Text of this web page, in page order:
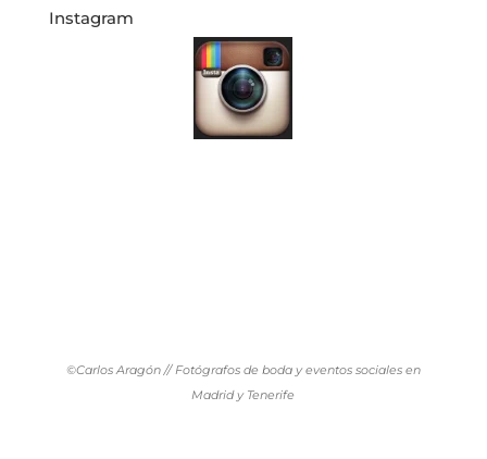
Instagram
©Carlos Aragón // Fotógrafos de boda y eventos sociales en
Madrid y Tenerife